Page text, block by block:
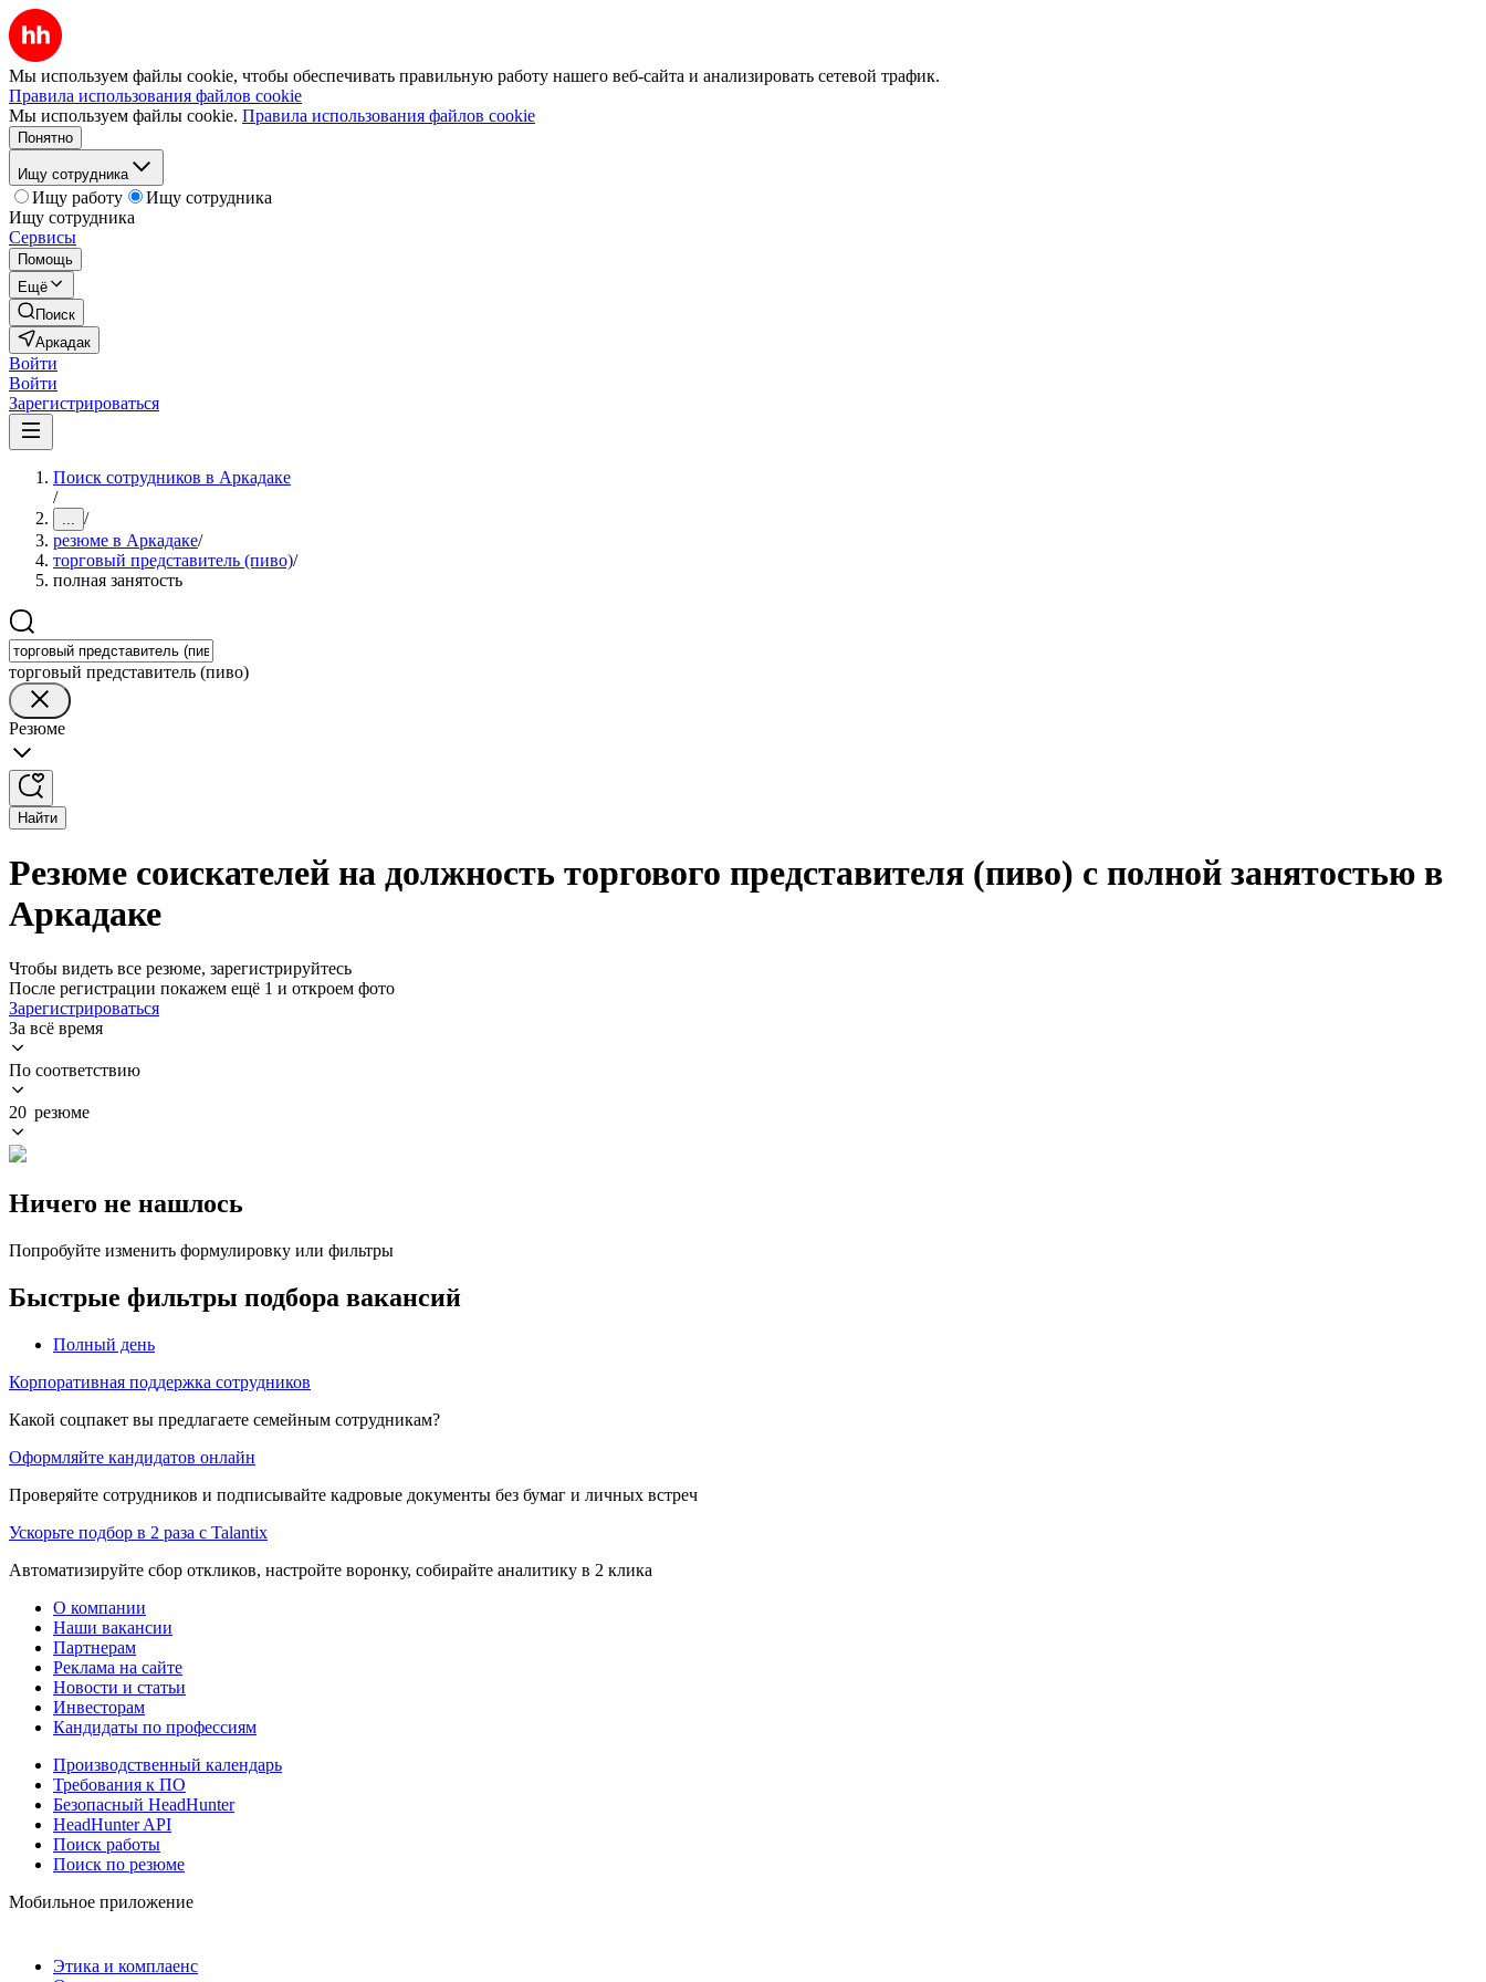
Мы используем файлы cookie, чтобы обеспечивать правильную работу нашего веб-сайта и анализировать сетевой трафик.
Правила использования файлов cookie
Мы используем файлы cookie. Правила использования файлов cookie
Понятно
Ищу сотрудника
Ищу работу
Ищу сотрудника
Ищу сотрудника
Сервисы
Помощь
Ещё
Поиск
Аркадак
Войти
Войти
Зарегистрироваться
Поиск сотрудников в Аркадаке
/
... /
резюме в Аркадаке/
торговый представитель (пиво)/
полная занятость
торговый представитель (пиво)
Резюме
Найти
Резюме соискателей на должность торгового представителя (пиво) с полной занятостью в
Аркадаке
Чтобы видеть все резюме, зарегистрируйтесь
После регистрации покажем ещё 1 и откроем фото
Зарегистрироваться
За всё время
По соответствию
20 резюме
Ничего не нашлось
Попробуйте изменить формулировку или фильтры
Быстрые фильтры подбора вакансий
Полный день
Корпоративная поддержка сотрудников
Какой соцпакет вы предлагаете семейным сотрудникам?
Оформляйте кандидатов онлайн
Проверяйте сотрудников и подписывайте кадровые документы без бумаг и личных встреч
Ускорьте подбор в 2 раза с Talantix
Автоматизируйте сбор откликов, настройте воронку, собирайте аналитику в 2 клика
О компании
Наши вакансии
Партнерам
Реклама на сайте
Новости и статьи
Инвесторам
Кандидаты по профессиям
Производственный календарь
Требования к ПО
Безопасный HeadHunter
HeadHunter API
Поиск работы
Поиск по резюме
Мобильное приложение
Этика и комплаенс